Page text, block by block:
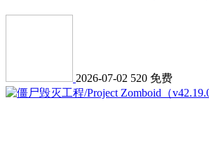
2026-07-02 520 免费